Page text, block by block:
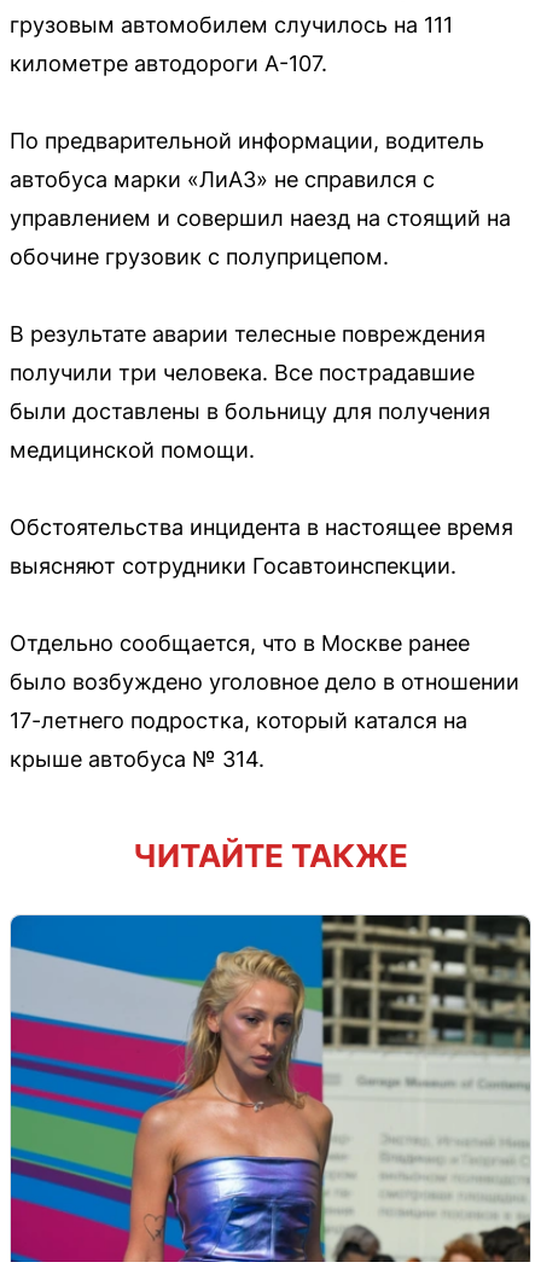
грузовым автомобилем случилось на 111
километре автодороги А-107.
По предварительной информации, водитель
автобуса марки «ЛиАЗ» не справился с
управлением и совершил наезд на стоящий на
обочине грузовик с полуприцепом.
В результате аварии телесные повреждения
получили три человека. Все пострадавшие
были доставлены в больницу для получения
медицинской помощи.
Обстоятельства инцидента в настоящее время
выясняют сотрудники Госавтоинспекции.
Отдельно сообщается, что в Москве ранее
было возбуждено уголовное дело в отношении
17-летнего подростка, который катался на
крыше автобуса № 314.
ЧИТАЙТЕ ТАКЖЕ